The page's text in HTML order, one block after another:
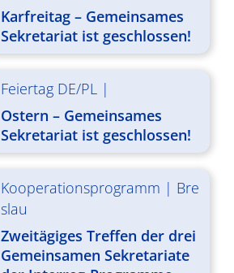
i
c
t
e
n
N
a
o
Karfreitag – Gemeinsames
Sekretariat ist geschlossen!
Feiertag DE/PL |
Ostern – Gemeinsames
Sekretariat ist geschlossen!
Kooperationsprogramm | Bre
slau
Zweitägiges Treffen der drei
Gemeinsamen Sekretariate